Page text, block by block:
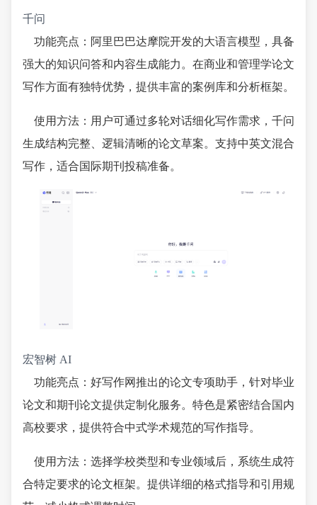
千问
功能亮点：阿里巴巴达摩院开发的大语言模型，具备
强大的知识问答和内容生成能力。在商业和管理学论文
写作方面有独特优势，提供丰富的案例库和分析框架。
使用方法：用户可通过多轮对话细化写作需求，千问
生成结构完整、逻辑清晰的论文草案。支持中英文混合
写作，适合国际期刊投稿准备。
宏智树 AI
功能亮点：好写作网推出的论文专项助手，针对毕业
论文和期刊论文提供定制化服务。特色是紧密结合国内
高校要求，提供符合中式学术规范的写作指导。
使用方法：选择学校类型和专业领域后，系统生成符
合特定要求的论文框架。提供详细的格式指导和引用规